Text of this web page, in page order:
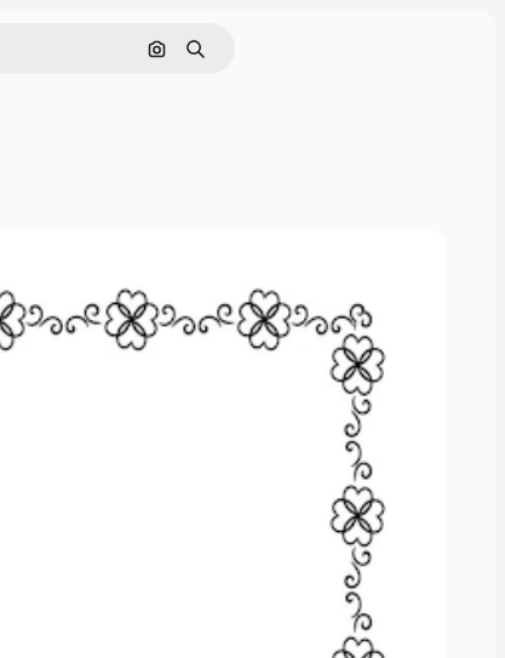
Buscar por imagen
Buscar